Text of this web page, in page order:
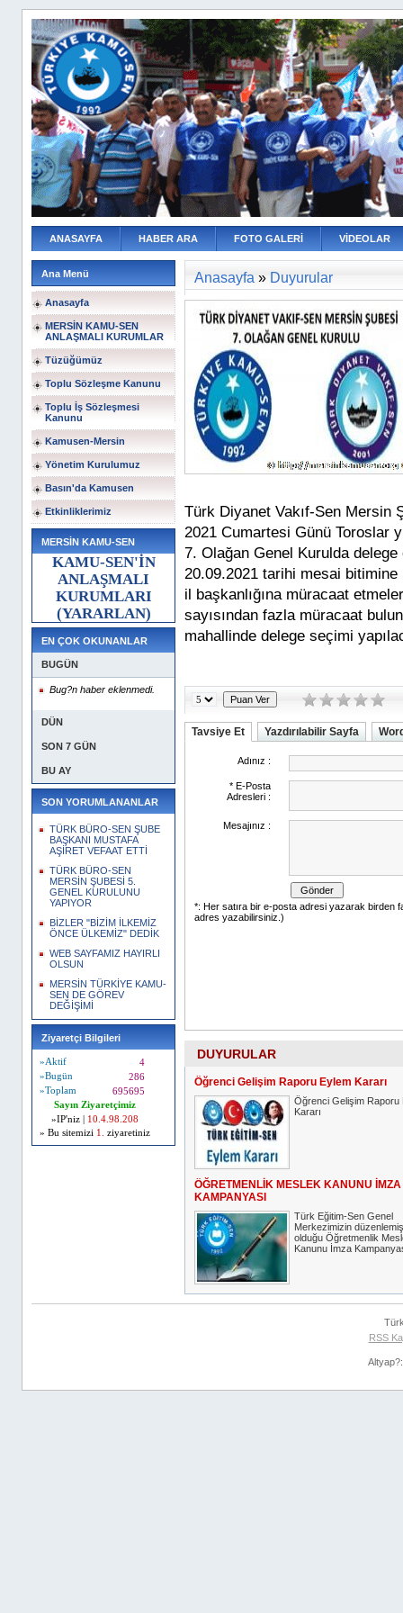
ANASAYFA HABER ARA FOTO GALERİ VİDEOLAR
Ana Menü
Anasayfa
MERSİN KAMU-SEN
ANLAŞMALI KURUMLAR
Tüzüğümüz
Toplu Sözleşme Kanunu
Toplu İş Sözleşmesi
Kanunu
Kamusen-Mersin
Yönetim Kurulumuz
Basın'da Kamusen
Etkinliklerimiz
MERSİN KAMU-SEN
KAMU-SEN'İN
ANLAŞMALI
KURUMLARI
(YARARLAN)
EN ÇOK OKUNANLAR
BUGÜN
Bug?n haber eklenmedi.
DÜN
SON 7 GÜN
BU AY
SON YORUMLANANLAR
TÜRK BÜRO-SEN ŞUBE
BAŞKANI MUSTAFA
AŞİRET VEFAAT ETTİ
TÜRK BÜRO-SEN
MERSİN ŞUBESİ 5.
GENEL KURULUNU
YAPIYOR
BİZLER "BİZİM İLKEMİZ
ÖNCE ÜLKEMİZ" DEDİK
WEB SAYFAMIZ HAYIRLI
OLSUN
MERSİN TÜRKİYE KAMU-
SEN DE GÖREV
DEĞİŞİMİ
Ziyaretçi Bilgileri
»Aktif
4
»Bugün
286
»Toplam
695695
Sayın Ziyaretçimiz
»IP'niz |
10.4.98.208
» Bu sitemizi 1. ziyaretiniz
Anasayfa » Duyurular
Türk Diyanet Vakıf-Sen Mersin
2021 Cumartesi Günü Toroslar
7. Olağan Genel Kurulda
20.09.2021 tarihi mesai
il başkanlığına müracaat
sayısından fazla müracaat
mahallinde delege seçimi
Tavsiye Et Yazdırılabilir Sayfa
DUYURULAR
Öğrenci Gelişim Raporu Eylem Kararı
Öğrenci Gelişim Raporu
Kararı
ÖĞRETMENLİK MESLEK KANUNU İMZA
KAMPANYASI
Türk Eğitim-Sen Genel
Merkezimizin düzenlemiş
olduğu Öğretmenlik
Kanunu İmza
RSS